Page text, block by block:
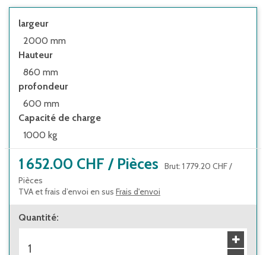
collé en plusieurs couches - résistant à l'eau
et au gauchissement
fourniture non-assemblée pour permettre
une configuration personnalisée à partir des
composants choisis
compartimentage pour tiroirs sur demande
tiroirs à extension complète montés sur
glissières auto-fermeture à roulement à
billes, capacité de charge 80 kg par tiroir,
dimensions utiles des tiroirs 500 x 450 mm
pieds réglables pour niveler les inégalités du
sol
largeur
2000 mm
Hauteur
860 mm
profondeur
600 mm
Capacité de charge
1000 kg
1 652.00 CHF / Pièces Brut: 1 779.20 CHF/
Pièces
TVA et frais d’envoi en sus Frais d'envoi
Quantité: